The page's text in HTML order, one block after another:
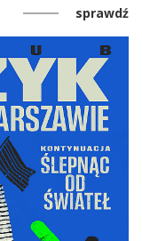
sprawdź